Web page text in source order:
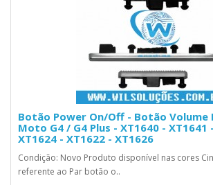
Botão Power On/Off - Botão
Moto G4 / G4 Plus - XT1640 - XT1641
XT1624 - XT1622 - XT1626
Condição: Novo Produto disponível nas cores
referente ao Par botão o..